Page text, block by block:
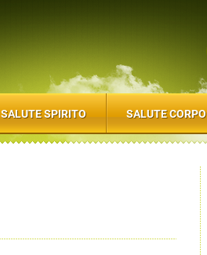
SALUTE SPIRITO SALUTE CORPO